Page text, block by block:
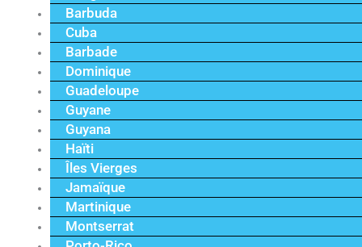
Barbuda
Cuba
Barbade
Dominique
Guadeloupe
Guyane
Guyana
Haïti
Îles Vierges
Jamaïque
Martinique
Montserrat